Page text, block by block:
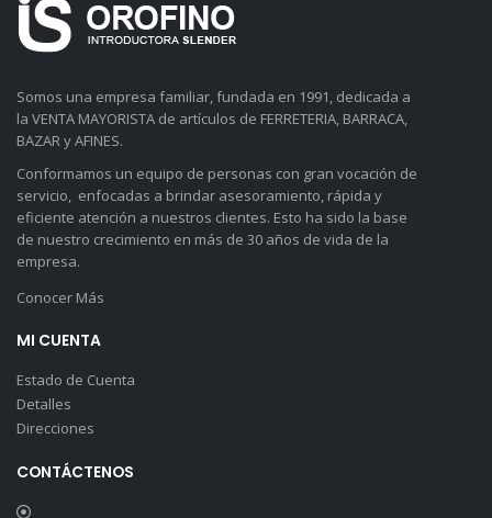
Somos una empresa familiar, fundada en 1991, dedicada a
la VENTA MAYORISTA de artículos de FERRETERIA, BARRACA,
BAZAR y AFINES.
Conformamos un equipo de personas con gran vocación de
servicio, enfocadas a brindar asesoramiento, rápida y
eficiente atención a nuestros clientes. Esto ha sido la base
de nuestro crecimiento en más de 30 años de vida de la
empresa.
Conocer Más
MI CUENTA
Estado de Cuenta
Detalles
Direcciones
CONTÁCTENOS